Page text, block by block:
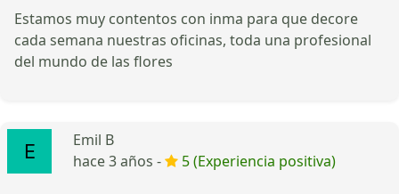
Estamos muy contentos con inma para que decore
cada semana nuestras oficinas, toda una profesional
del mundo de las flores
Emil B
hace 3 años -
5 (Experiencia positiva)